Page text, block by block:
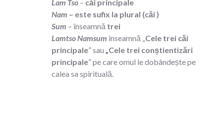
Lam Tso – căi principale
Nam – este sufix la plural (căi )
Sum – înseamnă trei
Lamtso Namsum înseamnă „Cele trei căi
principale” sau „Cele trei conștientizări
principale” pe care omul le dobândește pe
calea sa spirituală.